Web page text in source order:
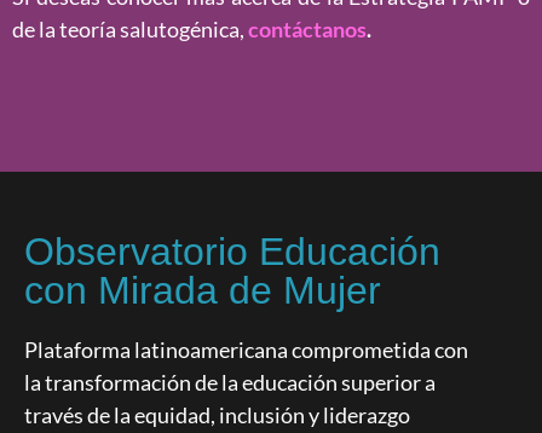
de la teoría salutogénica,contáctanos.
Observatorio Educación
con Mirada de Mujer
Plataforma latinoamericana comprometida con
la transformación de la educación superior a
través de la equidad, inclusión y liderazgo